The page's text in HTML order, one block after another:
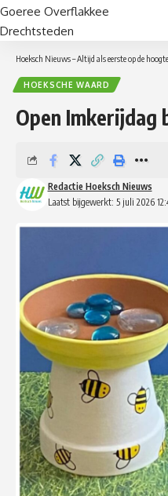
Goeree Overflakkee
Drechtsteden
Hoeksch Nieuws – Altijd als eerste op de
HOEKSCHE WAARD
Open Imkerijdag
Laatst bijgewerkt: 5 juli 2026
Redactie Hoeksch Nieuws